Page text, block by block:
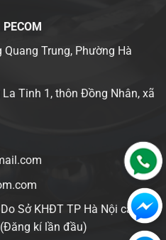
Trung, Phường Hà
Tinh 1, thôn Đồng Nhân, xã
Sở KHĐT TP Hà Nội cấp
kí lần đầu)